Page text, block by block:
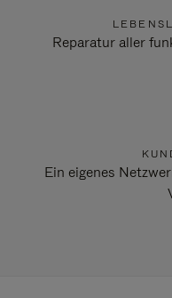
Reparatur aller
Ein eigenes